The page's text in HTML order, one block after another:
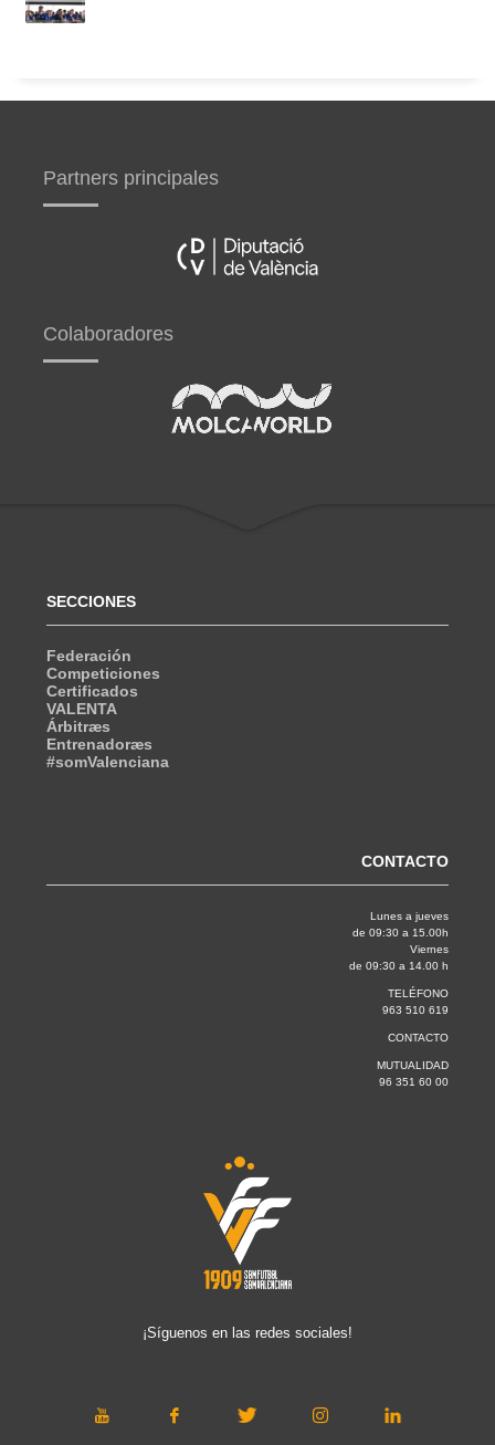
Partners principales
Colaboradores
SECCIONES
Federación
Competiciones
Certificados
VALENTA
Árbitræs
Entrenadoræs
#somValenciana
CONTACTO
Lunes a jueves
de 09:30 a 15.00h
Viernes
de 09:30 a 14.00 h
TELÉFONO
963 510 619
CONTACTO
MUTUALIDAD
96 351 60 00
¡Síguenos en las redes sociales!